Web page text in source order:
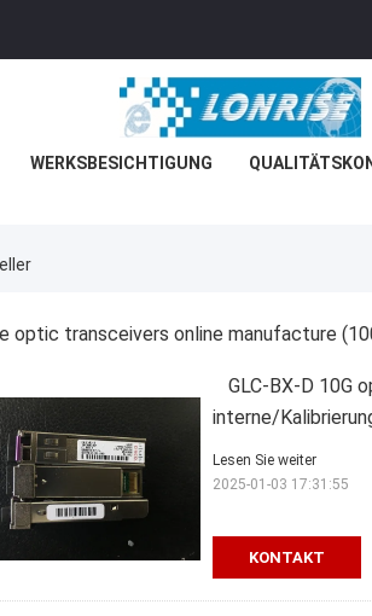
WERKSBESICHTIGUNG
optic transceivers online manufacture
GLC-BX-D 10G
interne/
KONTAKT
Lesen Sie weiter
2025-01-03 17:31:55